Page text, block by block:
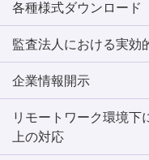
各種様式ダウンロード
監査法人における実効
企業情報開示
リモートワーク環境下
上の対応